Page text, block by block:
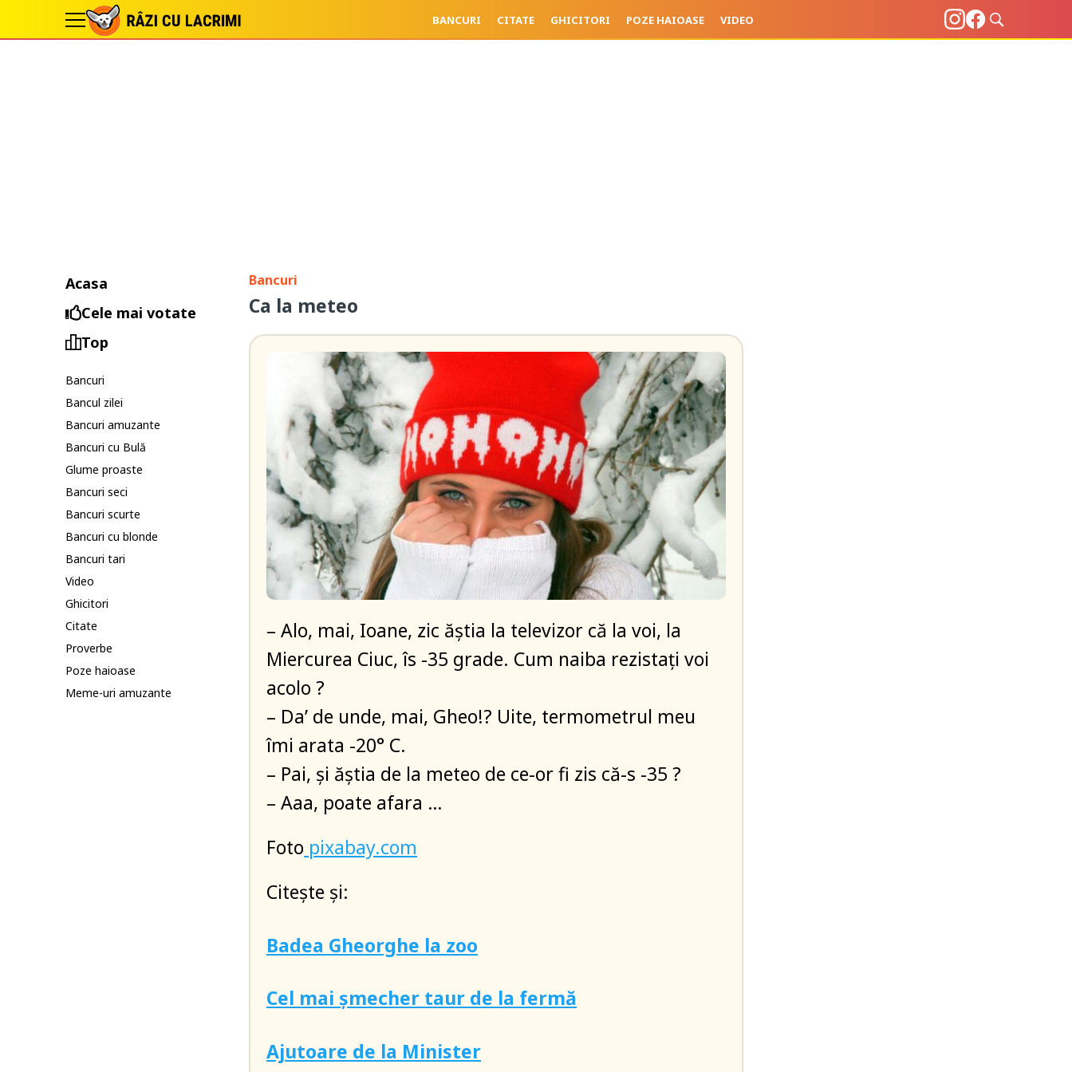
BANCURI CITATE GHICITORI POZE HAIOASE VIDEO
Acasa
Cele mai votate
Top
Bancuri
Bancul zilei
Bancuri amuzante
Bancuri cu Bulă
Glume proaste
Bancuri seci
Bancuri scurte
Bancuri cu blonde
Bancuri tari
Video
Ghicitori
Citate
Proverbe
Poze haioase
Meme-uri amuzante
Bancuri
Ca la meteo
– Alo, mai, Ioane, zic ăștia la televizor că la voi, la
Miercurea Ciuc, îs -35 grade. Cum naiba rezistați voi
acolo ?
– Da’ de unde, mai, Gheo!? Uite, termometrul meu
îmi arata -20° C.
– Pai, și ăștia de la meteo de ce-or fi zis că-s -35 ?
– Aaa, poate afara …
Foto pixabay.com
Citește și:
Badea Gheorghe la zoo
Cel mai șmecher taur de la fermă
Ajutoare de la Minister